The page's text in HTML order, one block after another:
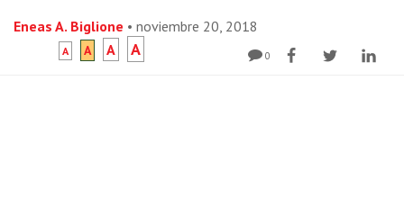
Eneas A. Biglione • noviembre 20, 2018
A A A A 0